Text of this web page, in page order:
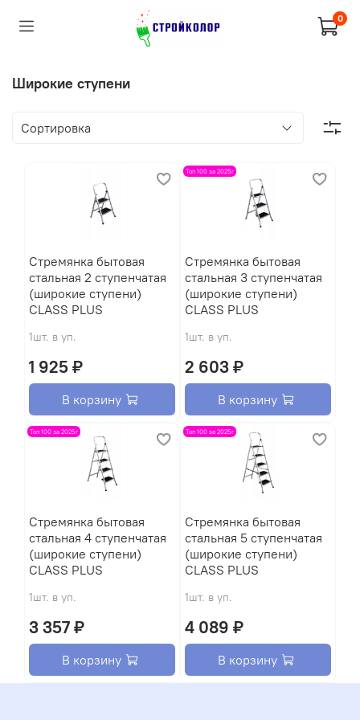
0
Широкие ступени
Стремянка бытовая
стальная 2 ступенчатая
(широкие ступени)
CLASS PLUS
1шт. в уп.
1 925 ₽
В корзину
Топ 100 за 2025г
Стремянка бытовая
стальная 3 ступенчатая
(широкие ступени)
CLASS PLUS
1шт. в уп.
2 603 ₽
В корзину
Топ 100 за 2025г
Стремянка бытовая
стальная 4 ступенчатая
(широкие ступени)
CLASS PLUS
1шт. в уп.
3 357 ₽
В корзину
Топ 100 за 2025г
Стремянка бытовая
стальная 5 ступенчатая
(широкие ступени)
CLASS PLUS
1шт. в уп.
4 089 ₽
В корзину